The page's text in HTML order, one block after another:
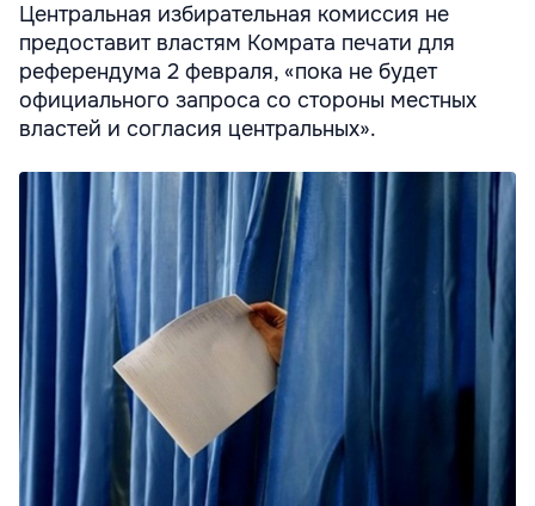
Центральная избирательная комиссия не
предоставит властям Комрата печати для
референдума 2 февраля, «пока не будет
официального запроса со стороны местных
властей и согласия центральных».